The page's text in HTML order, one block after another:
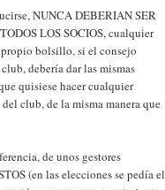
NUNCA DEBERIAN SER
LOS SOCIOS, cualquier
bolsillo, si el consejo
debería dar las mismas
quisiese hacer cualquier
club, de la misma manera que
de unos gestores
(en las elecciones se pedía el